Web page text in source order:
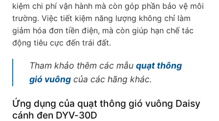
kiệm chi phí vận hành mà còn góp phần bảo vệ môi
trường. Việc tiết kiệm năng lượng không chỉ làm
giảm hóa đơn tiền điện, mà còn giúp hạn chế tác
động tiêu cực đến trái đất.
Tham khảo thêm các mẫu quạt thông
gió vuông của các hãng khác.
Ứng dụng của quạt thông gió vuông Daisy
cánh đen DYV-30D